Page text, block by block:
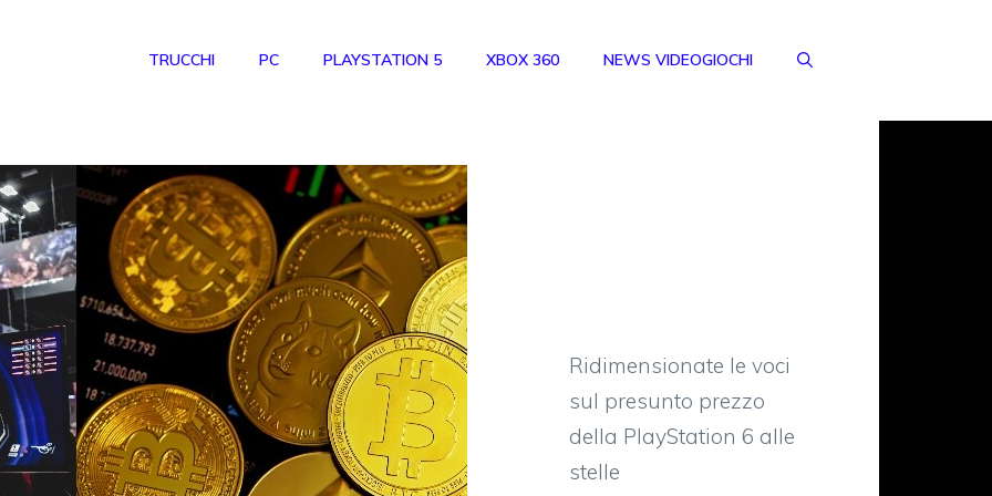
TRUCCHI PC PLAYSTATION 5 XBOX 360 NEWS VIDEOGIOCHI
Ridimensionate le voci
sul presunto prezzo
della PlayStation 6 alle
stelle